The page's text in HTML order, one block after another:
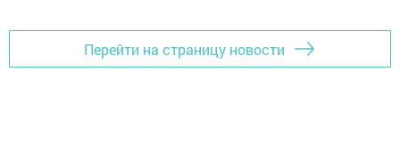
Перейти на страницу новости